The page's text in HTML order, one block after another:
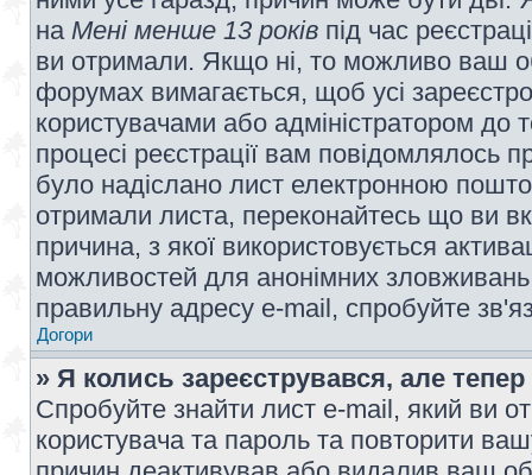
на Мені менше 13 років під час
ви отримали. Якщо ні, то можливо ваш
форумах вимагається, щоб усі
користувачами або адміністратором до
процесі реєстрації вам повідомлялось
було надіслано лист електронною
отримали листа, переконайтесь що ви
причина, з якої використовується
можливостей для анонімних
правильну адресу e-mail, спробуйте
Догори
» Я колись зареєструвався, але
Спробуйте знайти лист e-mail, який ви
користувача та пароль та повторити